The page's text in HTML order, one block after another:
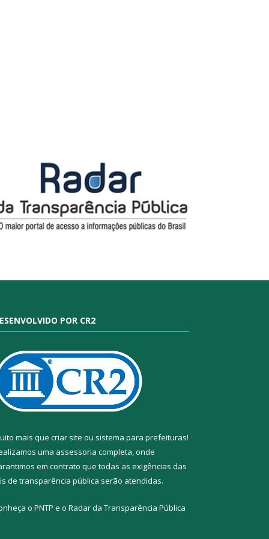
POR CR2
mais que criar site ou sistema para prefeituras!
uma assessoria completa, onde
em contrato que todas as exigências das
de transparência pública serão atendidas.
o PNTP e o Radar da Transparência Pública